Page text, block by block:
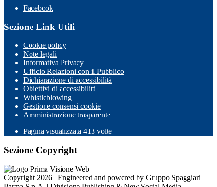
Facebook
Sezione Link Utili
Cookie policy
Note legali
Informativa Privacy
Ufficio Relazioni con il Pubblico
Dichiarazione di accessibilità
Obiettivi di accessibilità
Whistleblowing
Gestione consensi cookie
Amministrazione trasparente
Pagina visualizzata 413 volte
Sezione Copyright
Copyright 2026 | Engineered and powered by Gruppo Spaggiari